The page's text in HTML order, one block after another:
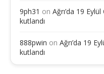
9ph31 on Ağrı’da 19
kutlandı
888pwin on Ağrı’da 19
kutlandı